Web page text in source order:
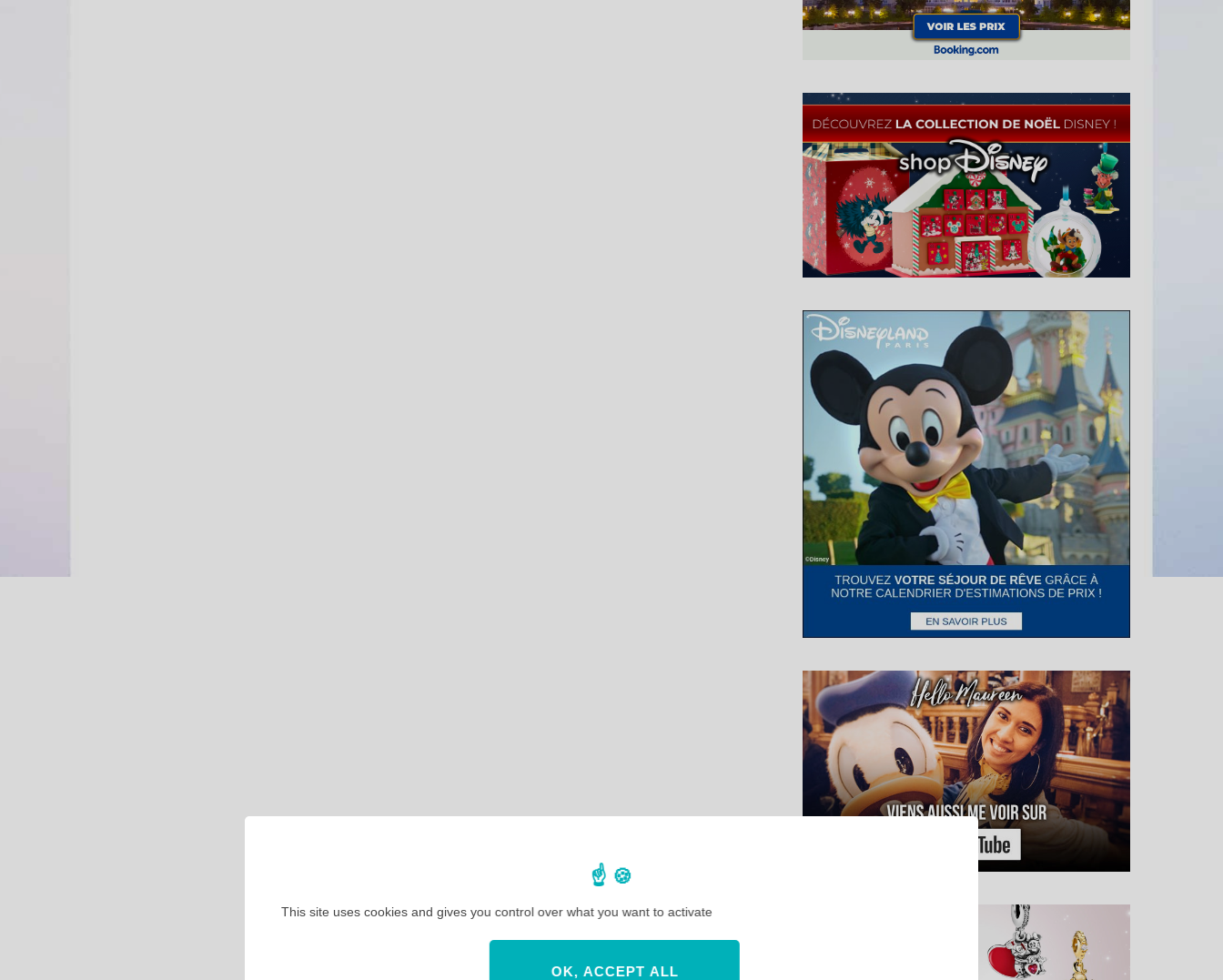
This site uses cookies and gives you control over what you want to activate
OK, ACCEPT ALL